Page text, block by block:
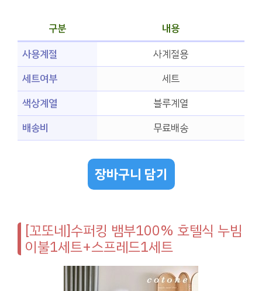
구분
내용
사용계절
사계절용
세트여부
세트
색상계열
블루계열
배송비
무료배송
장바구니 담기
[꼬또네]수퍼킹 뱀부100% 호텔식 누빔
이불1세트+스프레드1세트